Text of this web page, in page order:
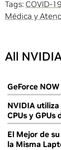
Tags: COVID-19
Médica y
All
GeForce
NVIDIA utiliza
CPUs y
El Mejor de
la Misma